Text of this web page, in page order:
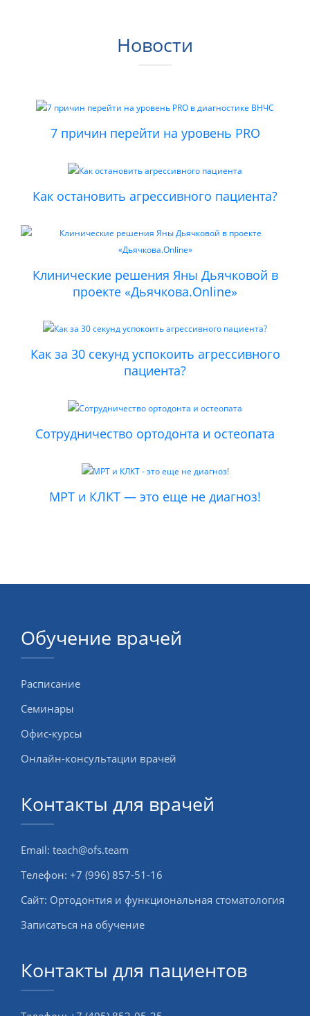
Новости
7 причин перейти на уровень PRO
Как остановить агрессивного пациента?
Клинические решения Яны Дьячковой в
проекте «Дьячкова.Online»
Как за 30 секунд успокоить агрессивного
пациента?
Сотрудничество ортодонта и остеопата
МРТ и КЛКТ — это еще не диагноз!
Обучение врачей
Расписание
Семинары
Офис-курсы
Онлайн-консультации врачей
Контакты для врачей
Email: teach@ofs.team
Телефон: +7 (996) 857-51-16
Сайт: Ортодонтия и функциональная стоматология
Записаться на обучение
Контакты для пациентов